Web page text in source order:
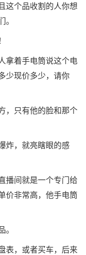
个品收割的人你想
着手电筒说这个电
少现价多少，请你
只有他的脸和那个
，就亮瞎眼的感
间就是一个专门给
价非常高，他手电筒
，或者买车，后来